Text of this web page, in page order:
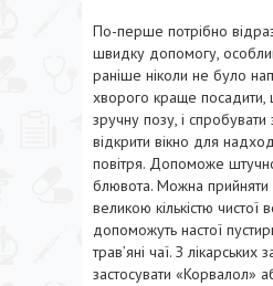
По-перше потрібно
швидку допомогу,
раніше ніколи не було
хворого краще посадити,
зручну позу, і спробувати
відкрити вікно для
повітря. Допоможе
блювота. Можна прийняти
великою кількістю чистої
допоможуть настої
трав’яні чаї. З лікарських
застосувати «Корвалол»